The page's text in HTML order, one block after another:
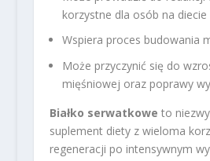
korzystne dla osób na
Wspiera proces budowania
Może przyczynić się do
mięśniowej oraz poprawy
Białko serwatkowe to
suplement diety z wieloma
regeneracji po intensywnym